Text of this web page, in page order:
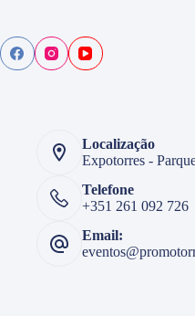
Localização
Expotorres -
Telefone
+351 261 092 726
Email: